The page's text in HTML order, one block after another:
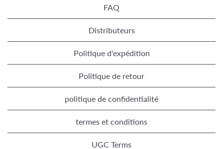
FAQ
Distributeurs
Politique d'expédition
Politique de retour
politique de confidentialité
termes et conditions
UGC Terms